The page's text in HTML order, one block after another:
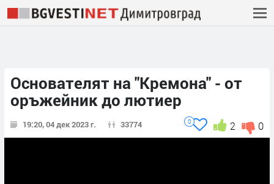
Основателят на "Кремона" - от
оръжейник до лютиер
19:20, 04 дек 2023 г. 33774 0
2
0